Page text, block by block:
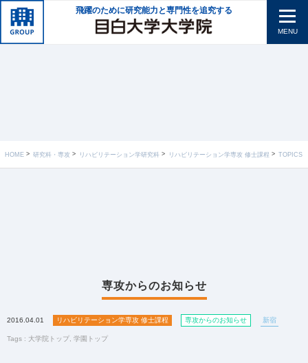
飛躍のために研究能力と専門性を追究する
MENU
HOME 研究科・専攻 リハビリテーション学研究科 リハビリテーション学専攻 修士課程 TOPICS
専攻からのお知らせ
2016.04.01 リハビリテーション学専攻 修士課程 専攻からのお知らせ 新宿
Tags : 大学院トップ 学園トップ